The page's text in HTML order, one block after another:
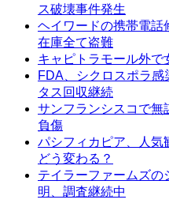
ス破壊事件発生
ヘイワードの携帯電話
在庫全て盗難
キャピトラモール外で
FDA、シクロスポラ
タス回収継続
サンフランシスコで無
負傷
パシフィカピア、人気
どう変わる？
テイラーファームズの
明、調査継続中